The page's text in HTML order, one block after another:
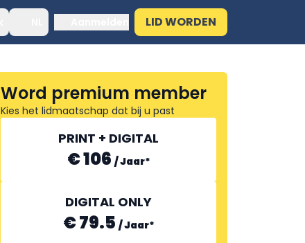
LID WORDEN
Word premium member
Kies het lidmaatschap dat bij u past
PRINT + DIGITAL
€ 106 /Jaar*
DIGITAL ONLY
€ 79.5 /Jaar*